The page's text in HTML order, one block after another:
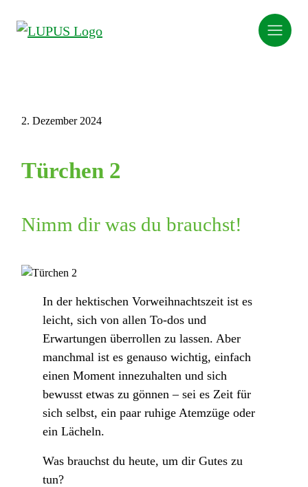
2. Dezember 2024
Türchen 2
Nimm dir was du brauchst!
In der hektischen Vorweihnachtszeit ist es
leicht, sich von allen To-dos und
Erwartungen überrollen zu lassen. Aber
manchmal ist es genauso wichtig, einfach
einen Moment innezuhalten und sich
bewusst etwas zu gönnen – sei es Zeit für
sich selbst, ein paar ruhige Atemzüge oder
ein Lächeln.
Was brauchst du heute, um dir Gutes zu
tun?